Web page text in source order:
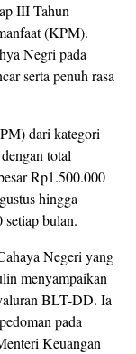
III Tahun
(KPM).
Negri pada
serta penuh rasa
dari kategori
total
Rp1.500.000
hingga
bulan.
Negeri yang
menyampaikan
BLT-DD. Ia
pada
Keuangan